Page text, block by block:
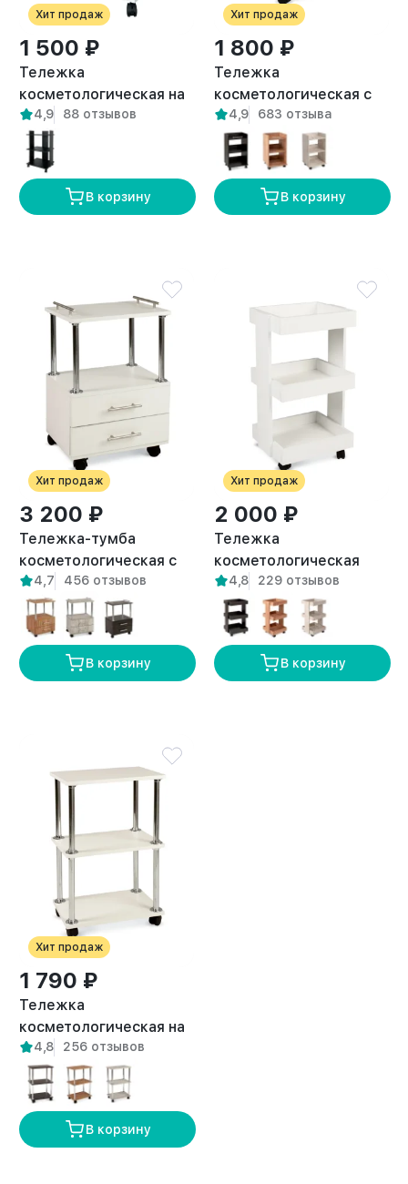
Хит продаж
1 500 ₽
Тележка
косметологическая на
колесиках Сакмара
белая
4,9 88 отзывов
В корзину
Хит продаж
1 800 ₽
Тележка
косметологическая с
тремя полками и
ручкой Ахтуба белая
4,9 683 отзыва
В корзину
Хит продаж
3 200 ₽
Тележка-тумба
косметологическая с
двумя ящиками Енисей
белая
4,7 456 отзывов
В корзину
Хит продаж
2 000 ₽
Тележка
косметологическая
трехъярусная с
бортиками Байкал
белая
4,8 229 отзывов
В корзину
Хит продаж
1 790 ₽
Тележка
косметологическая на
колесиках Кама белая
4,8 256 отзывов
В корзину